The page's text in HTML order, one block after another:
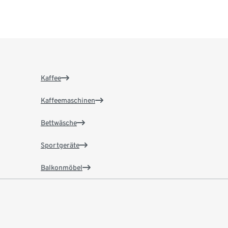
Kaffee
Kaffeemaschinen
Bettwäsche
Sportgeräte
Balkonmöbel